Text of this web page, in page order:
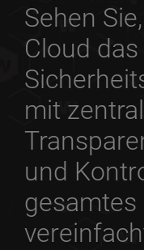
Sehen
Cloud das
mit
und